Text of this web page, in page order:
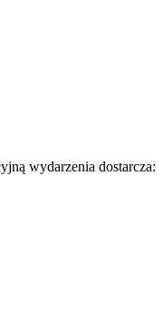
wydarzenia dostarcza: